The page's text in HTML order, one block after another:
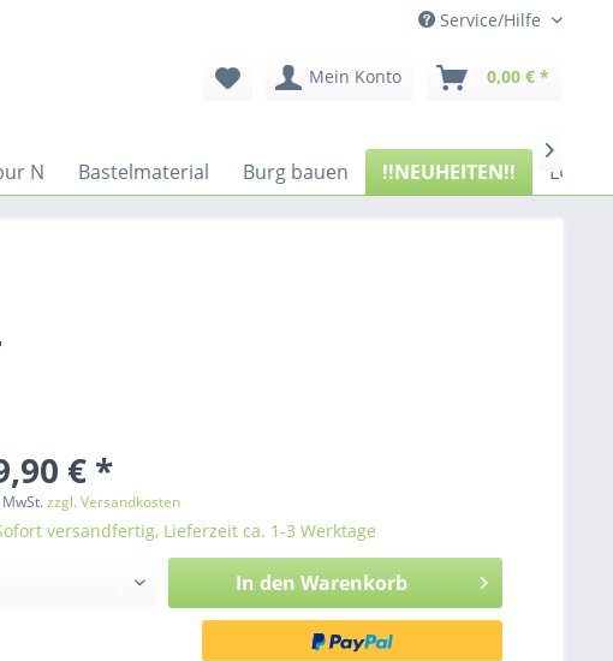
Service/Hilfe
Mein Konto 0,00 € *
N Bastelmaterial Burg bauen !!NEUHEITEN!! LGB

€ *
MwSt.zzgl. Versandkosten
versandfertig, Lieferzeit ca. 1-3 Werktage
In den Warenkorb